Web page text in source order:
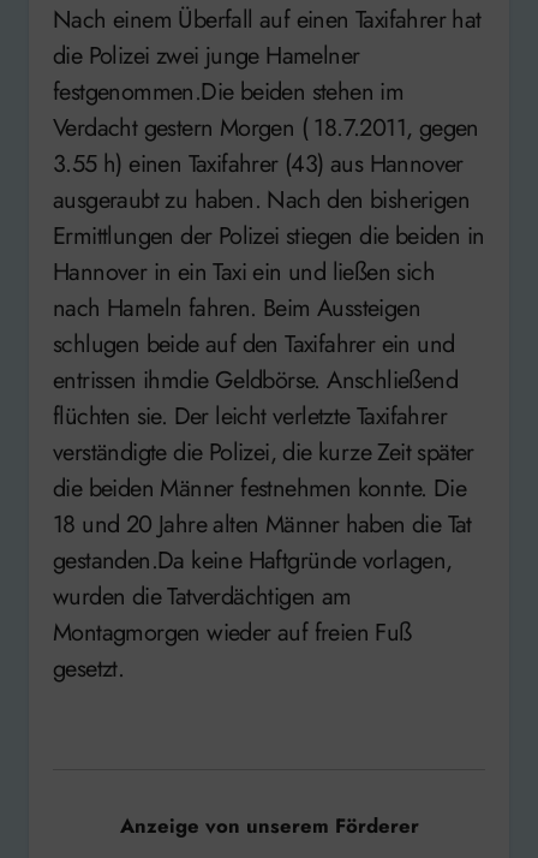
Nach einem Überfall auf einen Taxifahrer hat
die Polizei zwei junge Hamelner
festgenommen.Die beiden stehen im
Verdacht gestern Morgen ( 18.7.2011, gegen
3.55 h) einen Taxifahrer (43) aus Hannover
ausgeraubt zu haben. Nach den bisherigen
Ermittlungen der Polizei stiegen die beiden in
Hannover in ein Taxi ein und ließen sich
nach Hameln fahren. Beim Aussteigen
schlugen beide auf den Taxifahrer ein und
entrissen ihmdie Geldbörse. Anschließend
flüchten sie. Der leicht verletzte Taxifahrer
verständigte die Polizei, die kurze Zeit später
die beiden Männer festnehmen konnte. Die
18 und 20 Jahre alten Männer haben die Tat
gestanden.Da keine Haftgründe vorlagen,
wurden die Tatverdächtigen am
Montagmorgen wieder auf freien Fuß
gesetzt.
Anzeige von unserem Förderer